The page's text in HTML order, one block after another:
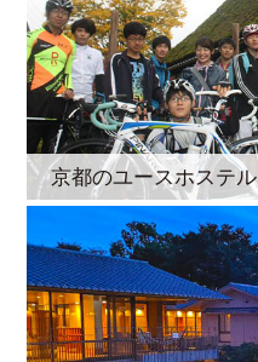
京都のユースホステル